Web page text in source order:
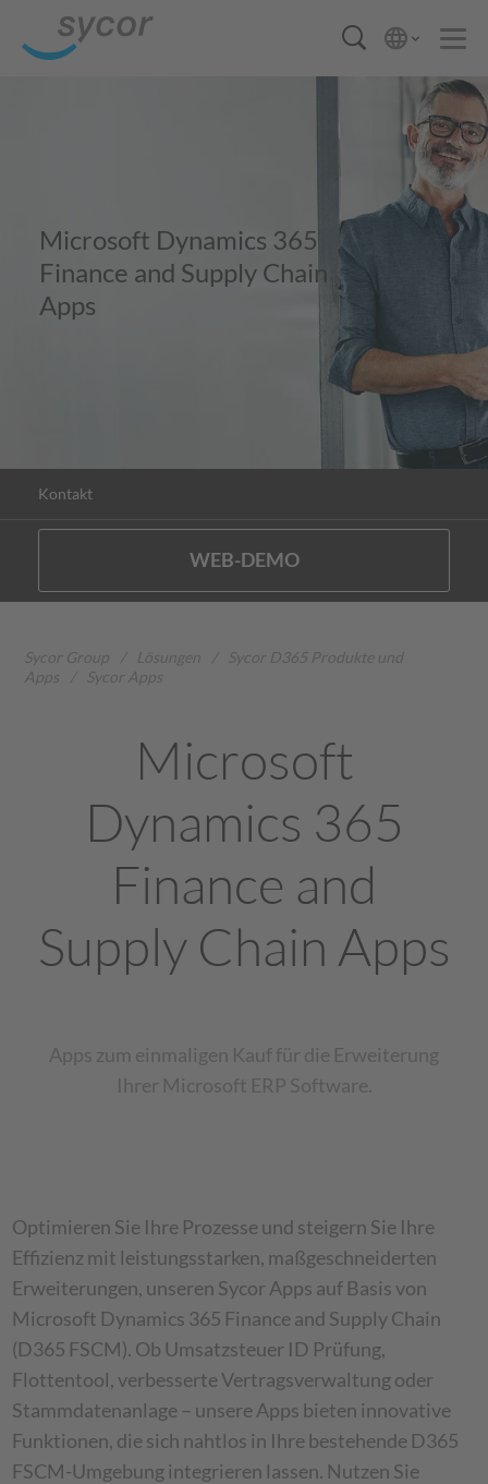
Microsoft Dynamics 365
Finance and Supply Chain
Apps
Kontakt
WEB-DEMO
Sycor Group Lösungen
Sycor D365 Produkte und
Apps
Sycor Apps
Microsoft
Dynamics 365
Finance and
Supply Chain Apps
Apps zum einmaligen Kauf für die Erweiterung
Ihrer Microsoft ERP Software.
Optimieren Sie Ihre Prozesse und steigern Sie Ihre
Effizienz mit leistungsstarken, maßgeschneiderten
Erweiterungen, unseren Sycor Apps auf Basis von
Microsoft Dynamics 365 Finance and Supply Chain
(D365 FSCM). Ob Umsatzsteuer ID Prüfung,
Flottentool, verbesserte Vertragsverwaltung oder
Stammdatenanlage – unsere Apps bieten innovative
Funktionen, die sich nahtlos in Ihre bestehende D365
FSCM-Umgebung integrieren lassen. Nutzen Sie